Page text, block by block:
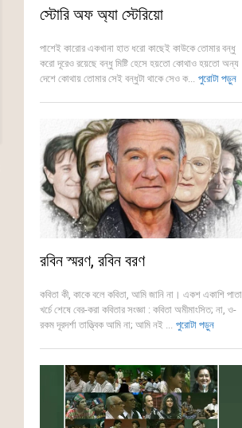
স্টোরি অফ অ্যা স্টেরিয়ো
পাশেই কারোর একখানা হাত ধরো কাছেই কাউকে তোমার বন্ধু
করো দূরেও রয়েছে বন্ধু মিষ্টি হেসে হয়তো কোথাও হয়তো অন্য
দেশে কোথায় তোমার সেই বন্ধুটা থাকে সেও ক... পুরোটা পড়ুন
রবিন স্মরণ, রবিন বরণ
কবিতা কী, কাকে বলে কবিতা, আমি জানি না। একশ একাশি পাতা
খর্চে শেষে বের-করা কবিতার সংজ্ঞা : কবিতা অমীমাংসিত; না, ও-
রকম দূরদর্শা তাত্ত্বিক আমি না; আমি নই ... পুরোটা পড়ুন